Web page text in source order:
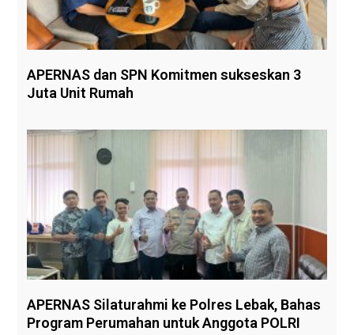
APERNAS dan SPN Komitmen sukseskan 3
Juta Unit Rumah
APERNAS Silaturahmi ke Polres Lebak, Bahas
Program Perumahan untuk Anggota POLRI